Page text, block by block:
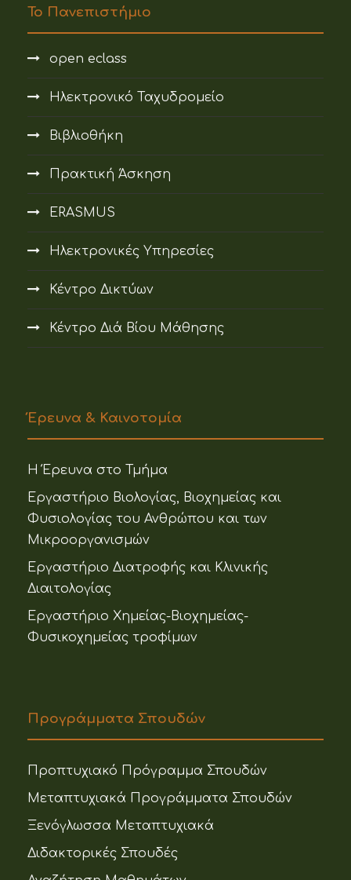
Το Πανεπιστήμιο
open eclass
Ηλεκτρονικό Ταχυδρομείο
Βιβλιοθήκη
Πρακτική Άσκηση
ERASMUS
Ηλεκτρονικές Υπηρεσίες
Κέντρο Δικτύων
Κέντρο Διά Βίου Μάθησης
Έρευνα & Καινοτομία
Η Έρευνα στο Τμήμα
Εργαστήριο Βιολογίας, Βιοχημείας και
Φυσιολογίας του Ανθρώπου και των
Μικροοργανισμών
Εργαστήριο Διατροφής και Κλινικής
Διαιτολογίας
Εργαστήριο Χημείας-Βιοχημείας-
Φυσικοχημείας τροφίμων
Προγράμματα Σπουδών
Προπτυχιακό Πρόγραμμα Σπουδών
Μεταπτυχιακά Προγράμματα Σπουδών
Ξενόγλωσσα Μεταπτυχιακά
Διδακτορικές Σπουδές